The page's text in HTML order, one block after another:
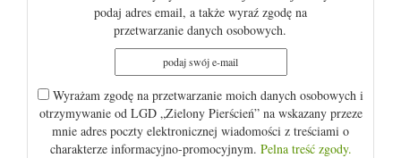
podaj adres email, a także wyraź zgodę na
przetwarzanie danych osobowych.
Wyrażam zgodę na przetwarzanie moich danych osobowych i
otrzymywanie od LGD „Zielony Pierścień” na wskazany przeze
mnie adres poczty elektronicznej wiadomości z treściami o
charakterze informacyjno-promocyjnym. Pelna treść zgody.